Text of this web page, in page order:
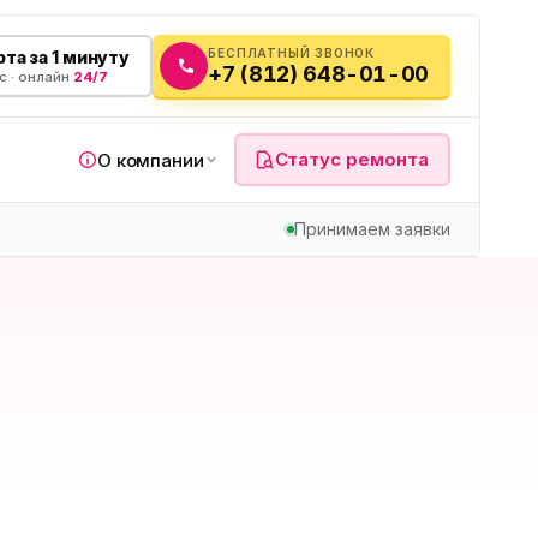
за 1 минуту
· онлайн 24/7
БЕСПЛАТНЫЙ ЗВОНОК
+7 (812) 648-01-00
О компании Статус ремонта
Принимаем заявки